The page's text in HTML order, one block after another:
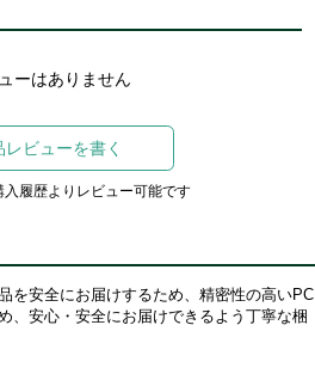
ーはありません
レビューを書く
入履歴よりレビュー可能です
を安全にお届けするため、精密性の高いPC
、安心・安全にお届けできるよう丁寧な梱